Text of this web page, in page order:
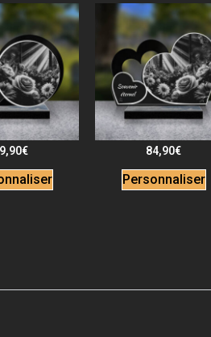
€ 84,90€
Personnaliser